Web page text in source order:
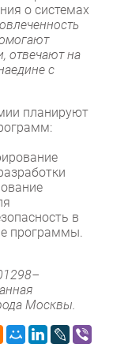
о системах
отвечают на
с
планируют
в
программы.
Москвы.